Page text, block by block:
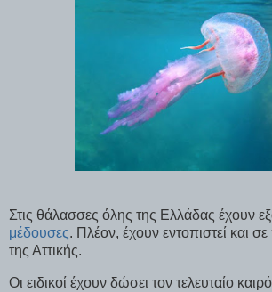
Στις θάλασσες όλης της Ελλάδας έχουν
μέδουσες. Πλέον, έχουν εντοπιστεί και
της Αττικής.
Οι ειδικοί έχουν δώσει τον τελευταίο